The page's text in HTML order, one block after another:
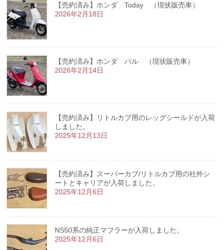
【売約済み】ホンダ Today （現状販売車）
2026年2月18日
【売約済み】ホンダ パル （現状販売車）
2026年2月14日
【売約済み】リトルカブ用のレッグシールドが入荷
しました。
2025年12月13日
【売約済み】スーパーカブ/リトルカブ用の社外シ
ートとキャリアが入荷しました。
2025年12月6日
NS50系の純正マフラーが入荷しました。
2025年12月6日